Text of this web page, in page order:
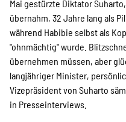
Mai gestürzte Diktator
übernahm, 32 Jahre lang als
während Habibie selbst als
"ohnmächtig" wurde.
übernehmen müssen, aber
langjähriger Minister,
Vizepräsident von Suharto
in Presseinterviews.